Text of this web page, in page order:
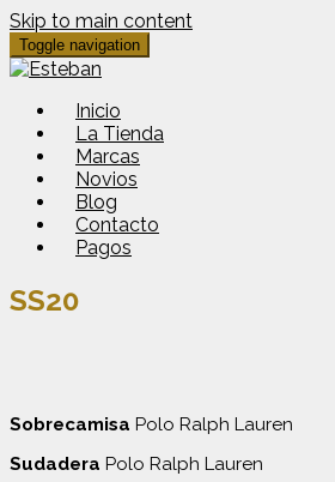
Skip to main content
Toggle navigation
Inicio
La Tienda
Marcas
Novios
Blog
Contacto
Pagos
SS20
Sobrecamisa Polo Ralph Lauren
Sudadera Polo Ralph Lauren